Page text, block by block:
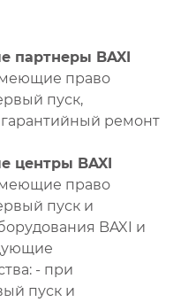
партнеры BAXI
право
пуск,
ремонт
центры BAXI
право
пуск и
BAXI и
- при
пуск и